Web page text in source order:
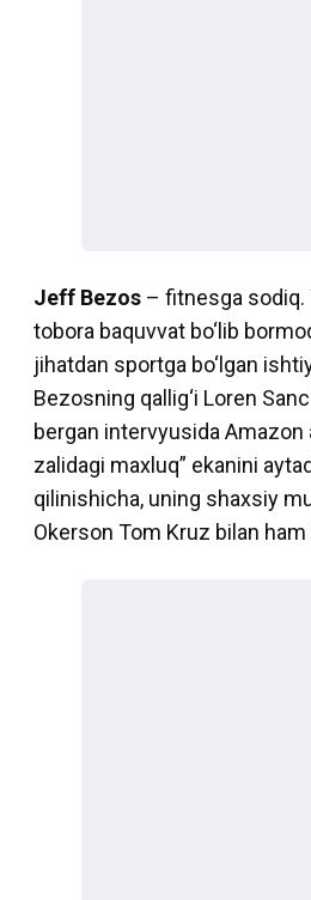
Jeff Bezos – fitnesga sodiq.
tobora baquvvat bo‘lib
jihatdan sportga bo‘lgan
Bezosning qallig‘i Loren
bergan intervyusida
zalidagi maxluq” ekanini
qilinishicha, uning shaxsiy
Okerson Tom Kruz bilan ham